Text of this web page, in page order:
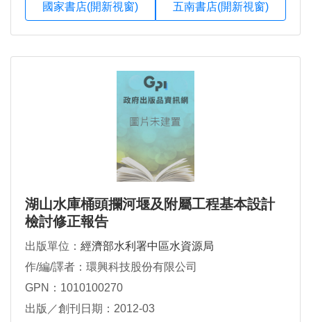
國家書店(開新視窗) 五南書店(開新視窗)
湖山水庫桶頭攔河堰及附屬工程基本設計
檢討修正報告
出版單位： 經濟部水利署中區水資源局
作/編/譯者：環興科技股份有限公司
GPN：1010100270
出版／創刊日期：2012-03